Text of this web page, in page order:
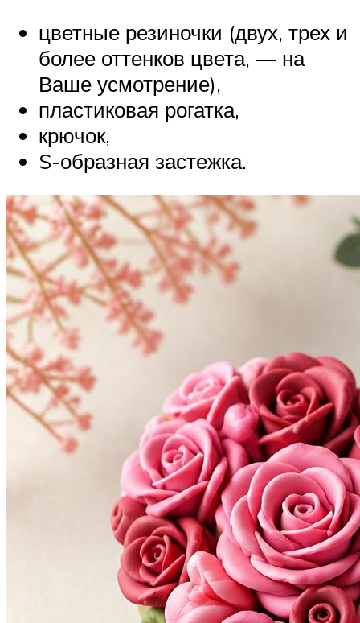
цветные резиночки (двух, трех и
более оттенков цвета, — на
Ваше усмотрение),
пластиковая рогатка,
крючок,
S-образная застежка.